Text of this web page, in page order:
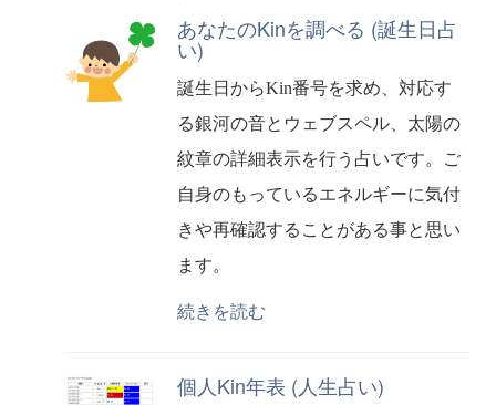
あなたのKinを調べる (誕生日占
い)
誕生日からKin番号を求め、対応す
る銀河の音とウェブスペル、太陽の
紋章の詳細表示を行う占いです。ご
自身のもっているエネルギーに気付
きや再確認することがある事と思い
ます。
続きを読む
個人Kin年表 (人生占い)